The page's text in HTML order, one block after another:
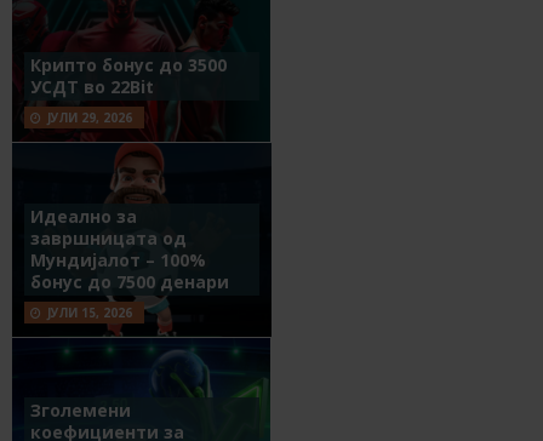
Крипто бонус до 3500
УСДТ во 22Bit
ЈУЛИ 29, 2026
Идеално за
завршницата од
Мундијалот – 100%
бонус до 7500 денари
ЈУЛИ 15, 2026
Зголемени
коефициенти за